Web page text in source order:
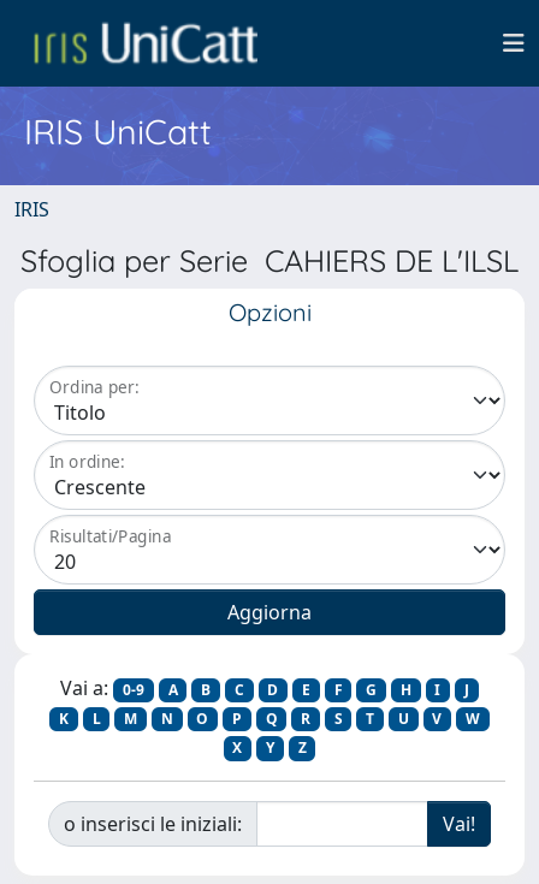
IRIS UniCatt
IRIS
Sfoglia per Serie CAHIERS DE L'ILSL
Opzioni
Ordina per:
In ordine:
Risultati/Pagina
Vai a: 0-9 A B C D E F G H I
J
K
L M N O P Q R S T U V
W
X
Y Z
o inserisci le iniziali: